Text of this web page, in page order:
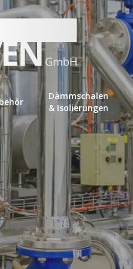
Dämmschalen
& Isolierungen